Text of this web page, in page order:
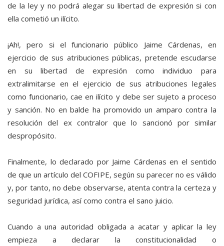
de la ley y no podrá alegar su libertad de expresión si con
ella cometió un ilícito.
¡Ah!, pero si el funcionario público Jaime Cárdenas, en
ejercicio de sus atribuciones públicas, pretende escudarse
en su libertad de expresión como individuo para
extralimitarse en el ejercicio de sus atribuciones legales
como funcionario, cae en ilícito y debe ser sujeto a proceso
y sanción. No en balde ha promovido un amparo contra la
resolución del ex contralor que lo sancionó por similar
despropósito.
Finalmente, lo declarado por Jaime Cárdenas en el sentido
de que un artículo del COFIPE, según su parecer no es válido
y, por tanto, no debe observarse, atenta contra la certeza y
seguridad jurídica, así como contra el sano juicio.
Cuando a una autoridad obligada a acatar y aplicar la ley
empieza a declarar la constitucionalidad o